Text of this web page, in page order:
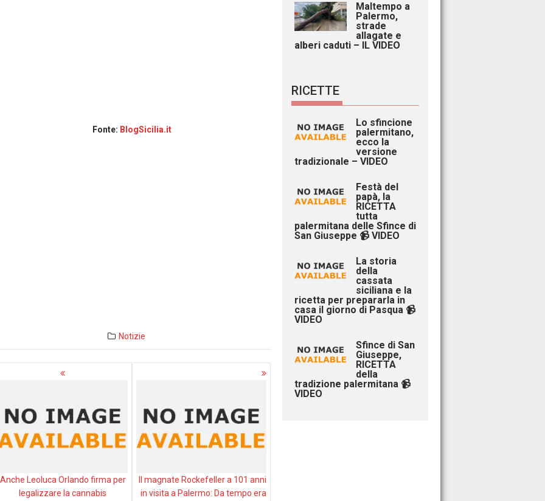
Fonte: BlogSicilia.it
Notizie
Anche Leoluca Orlando firma per
legalizzare la cannabis
Il magnate Rockefeller a 101 anni
in visita a Palermo: Da tempo era
Maltempo a
Palermo,
strade
allagate e
alberi caduti – IL VIDEO
RICETTE
Lo sfincione
palermitano,
ecco la
versione
tradizionale – VIDEO
Festà del
papà, la
RICETTA
tutta
palermitana delle Sfince di
San Giuseppe 📹 VIDEO
La storia
della
cassata
siciliana e la
ricetta per prepararla in
casa il giorno di Pasqua 📹
VIDEO
Sfince di San
Giuseppe,
RICETTA
della
tradizione palermitana 📹
VIDEO